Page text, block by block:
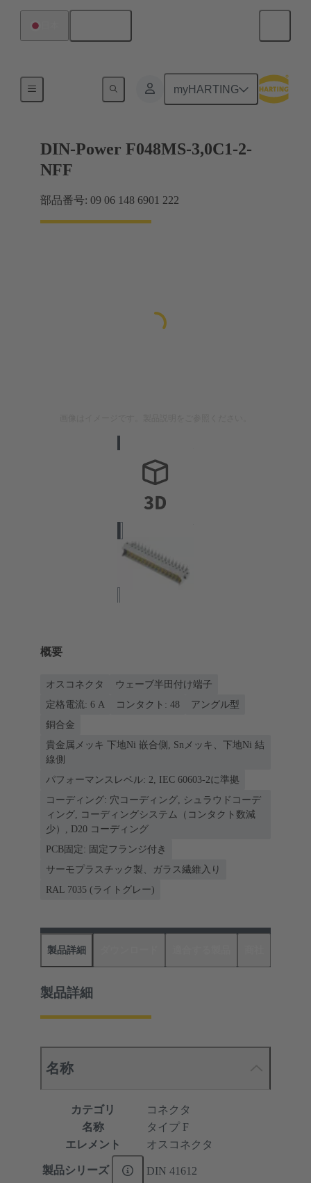
myHARTING
マザーボード ツー ドーターカード接続
DIN-Power F048MS-3,0C1-2-
NFF
部品番号: 09 06 148 6901 222
概要
オスコネクタ
ウェーブ半田付け端子
定格電流: ‌6 A
コンタクト: 48
アングル型
銅合金
貴金属メッキ 下地Ni 嵌合側, Snメッキ、下地Ni 結
線側
パフォーマンスレベル: 2, IEC 60603-2に準拠
コーディング: 穴コーディング, シュラウドコーデ
ィング, コーディングシステム（コンタクト数減
少）, D20 コーディング
PCB固定: 固定フランジ付き
サーモプラスチック製、ガラス繊維入り
RAL 7035 (ライトグレー)
製品詳細
製品詳細
名称
カテゴリ
コネクタ
名称
タイプ F
エレメント
オスコネクタ
製品シリーズ DIN 41612